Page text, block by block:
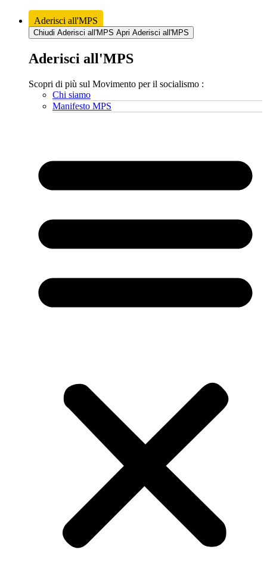
Aderisci all'MPS
Chiudi Aderisci all'MPS Apri Aderisci all'MPS
Aderisci all'MPS
Scopri di più sul Movimento per il socialismo :
Chi siamo
Manifesto MPS